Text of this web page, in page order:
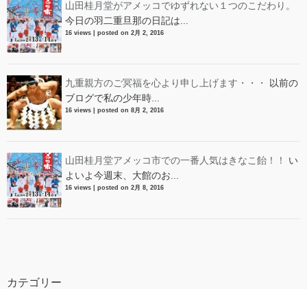
山田桂月堂がアメッコでゆずれない１つのこだわり。
今日の羽二重旦那の日記は...
16 views posted on 2月 2, 2016
九重親方のご冥福を心より申し上げます・・・
以前の
ブログで私の少年時...
16 views posted on 8月 2, 2016
山田桂月堂アメッコ市での一番人気はきなこ飴！！
い
よいよ今週末、大館のお...
16 views posted on 2月 8, 2016
カテゴリー